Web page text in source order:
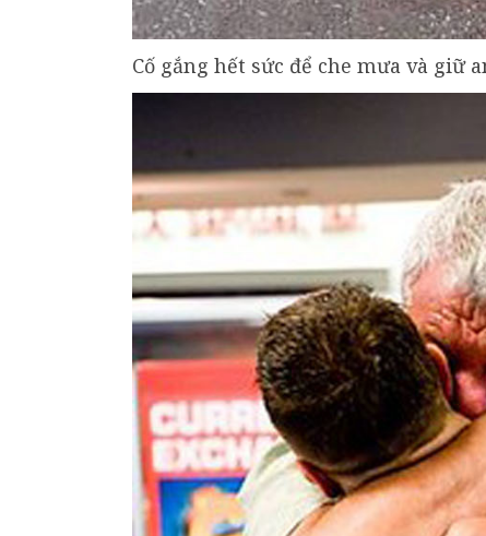
Cố gắng hết sức để che mưa và giữ